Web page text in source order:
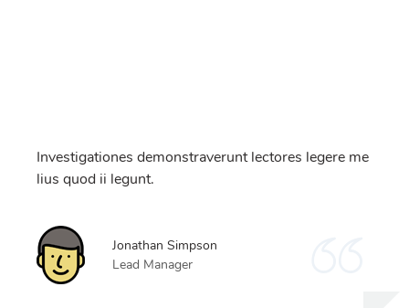
Investigationes demonstraverunt lectores legere me
lius quod ii legunt.
Jonathan Simpson
Lead Manager